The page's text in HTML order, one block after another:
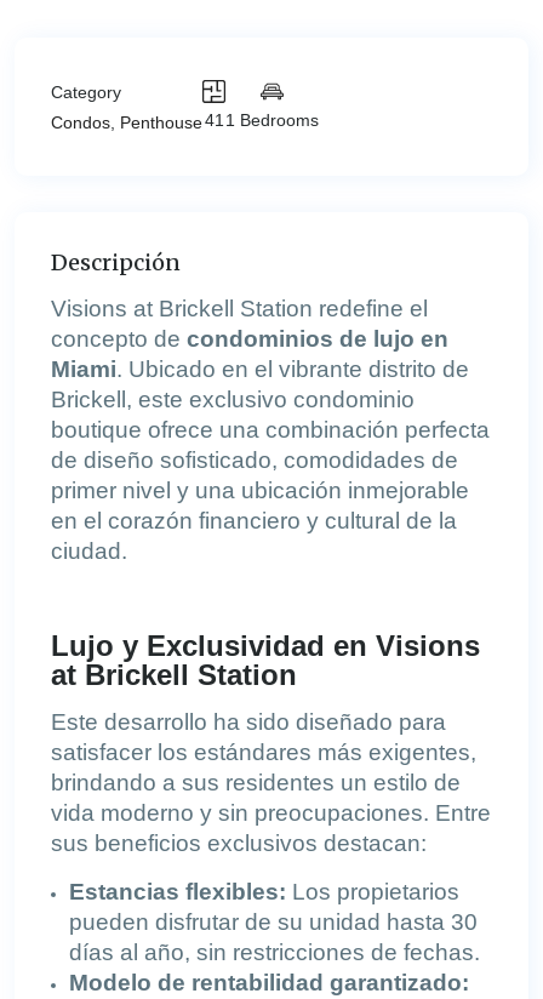
Category
Condos Penthouse41 1 Bedrooms
Descripción
Visions at Brickell Station redefine el
concepto de condominios de lujo en
Miami. Ubicado en el vibrante distrito de
Brickell, este exclusivo condominio
boutique ofrece una combinación perfecta
de diseño sofisticado, comodidades de
primer nivel y una ubicación inmejorable
en el corazón financiero y cultural de la
ciudad.
Lujo y Exclusividad en Visions
at Brickell Station
Este desarrollo ha sido diseñado para
satisfacer los estándares más exigentes,
brindando a sus residentes un estilo de
vida moderno y sin preocupaciones. Entre
sus beneficios exclusivos destacan:
Estancias flexibles: Los propietarios
pueden disfrutar de su unidad hasta 30
días al año, sin restricciones de fechas.
Modelo de rentabilidad garantizado: